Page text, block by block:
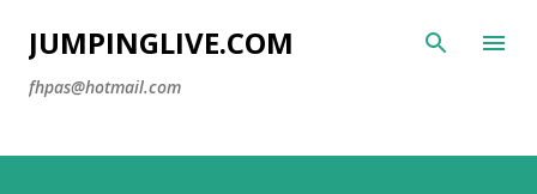
Ir al contenido principal
JUMPINGLIVE.COM
fhpas@hotmail.com